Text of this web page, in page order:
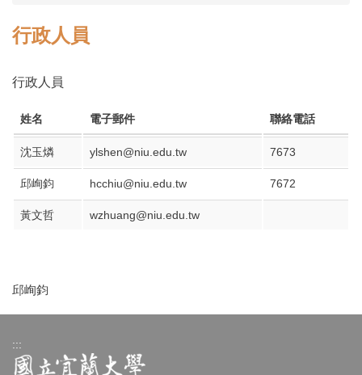
行政人員
行政人員
姓名 電子郵件 聯絡電話
沈玉燐 ylshen@niu.edu.tw 7673
邱峋鈞 hcchiu@niu.edu.tw 7672
黃文哲 wzhuang@niu.edu.tw
邱峋鈞
:::